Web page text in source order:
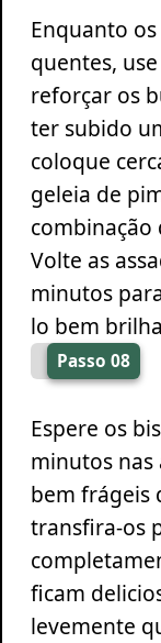
Enquanto
quentes,
reforçar os
ter subido
coloque
geleia de
combinação
Volte as
minutos
lo bem
Passo 08
Espere os
minutos nas
bem frágeis
transfira-os
ficam
levemente